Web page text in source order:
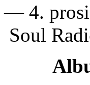
― 4.
Soul